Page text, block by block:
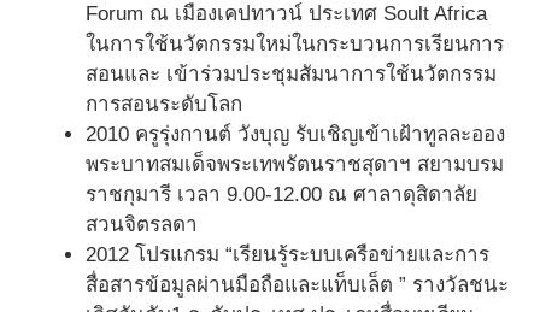
Forum ณ เมืองเคปทาวน์ ประเทศ Soult Africa
ในการใช้นวัตกรรมใหม่ในกระบวนการเรียนการ
สอนและ เข้าร่วมประชุมสัมนาการใช้นวัตกรรม
การสอนระดับโลก
2010 ครูรุ่งกานต์ วังบุญ รับเชิญเข้าเฝ้าทูลละออง
พระบาทสมเด็จพระเทพรัตนราชสุดาฯ สยามบรม
ราชกุมารี เวลา 9.00-12.00 ณ ศาลาดุสิดาลัย
สวนจิตรลดา
2012 โปรแกรม “เรียนรู้ระบบเครือข่ายและการ
สื่อสารข้อมูลผ่านมือถือและแท็บเล็ต ” รางวัลชนะ